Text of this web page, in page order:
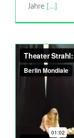
Jahre [...]